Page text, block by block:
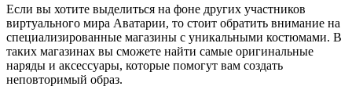
Если вы хотите выделиться на фоне других участников
виртуального мира Аватарии, то стоит обратить внимание на
специализированные магазины с уникальными костюмами. В
таких магазинах вы сможете найти самые оригинальные
наряды и аксессуары, которые помогут вам создать
неповторимый образ.